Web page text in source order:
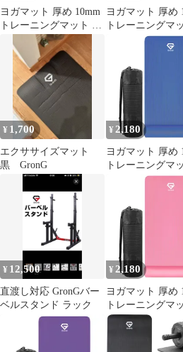
ヨガマット 厚め 10mm
トレーニングマット ス
トレッチマット 筋トレ
マット 180cm×60cm ブ
ラック GronG（グロン
グ）
ヨガマット 厚め
トレーニングマ
トレッチマット
マット
メラルドグリーン
GronG（グロング
¥ 1,700
エクササイズマット
黒 GronG
¥ 2,180
ヨガマット 厚め
トレーニングマ
トレッチマット
マット
ィープブルー
GronG（グロング
¥ 12,500
直渡し対応 GronGバー
ベルスタンド ラック
¥ 2,180
ヨガマット 厚め
トレーニングマ
トレッチマット
マット
ンク GronG（グ